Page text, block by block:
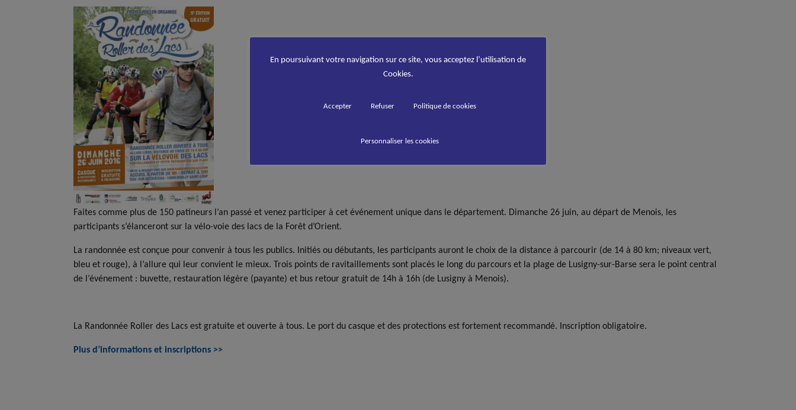
Faites comme plus de 150 patineurs l’an passé et venez participer à cet événement unique dans le département. Dimanche 26 juin, au départ de Menois, les
participants s’élanceront sur la vélo-voie des lacs de la Forêt d’Orient.
La randonnée est conçue pour convenir à tous les publics. Initiés ou débutants, les participants auront le choix de la distance à parcourir (de 14 à 80 km; niveaux vert,
bleu et rouge), à l’allure qui leur convient le mieux. Trois points de ravitaillements sont placés le long du parcours et la plage de Lusigny-sur-Barse sera le point central
de l’événement : buvette, restauration légère (payante) et bus retour gratuit de 14h à 16h (de Lusigny à Menois).
La Randonnée Roller des Lacs est gratuite et ouverte à tous. Le port du casque et des protections est fortement recommandé. Inscription obligatoire.
Plus d’informations et inscriptions >>
En poursuivant votre navigation sur ce site, vous acceptez l’utilisation de
Cookies.
Accepter Refuser Politique de cookies
Personnaliser les cookies